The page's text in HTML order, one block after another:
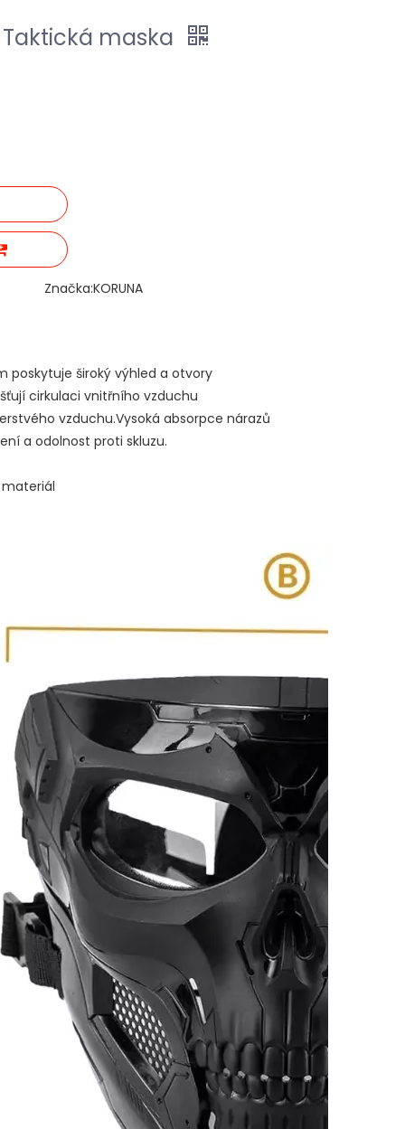
maska
Značka:KORUNA
poskytuje široký výhled a otvory
cirkulaci vnitřního vzduchu
vzduchu.Vysoká absorpce nárazů
a odolnost proti skluzu.
materiál